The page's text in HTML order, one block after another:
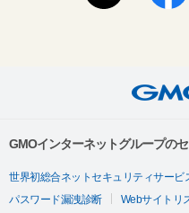
GMOインターネットグループの
世界初総合ネットセキュリティサービ
パスワード漏洩診断
Webサイトリ